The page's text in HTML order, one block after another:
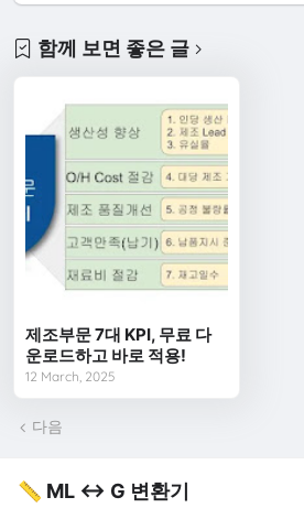
함께 보면 좋은 글
제조부문 7대 KPI, 무료 다
운로드하고 바로 적용!
12 March, 2025
다음
📏 ML ↔ G 변환기